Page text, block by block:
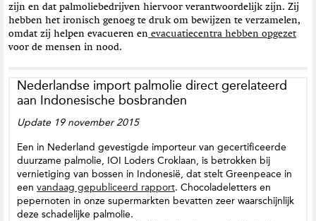
zijn en dat palmoliebedrijven hiervoor verantwoordelijk zijn. Zij
hebben het ironisch genoeg te druk om bewijzen te verzamelen,
omdat zij helpen evacueren en evacuatiecentra hebben opgezet
voor de mensen in nood.
Nederlandse import palmolie direct gerelateerd
aan Indonesische bosbranden
Update 19 november 2015
Een in Nederland gevestigde importeur van gecertificeerde
duurzame palmolie, IOI Loders Croklaan, is betrokken bij
vernietiging van bossen in Indonesië, dat stelt Greenpeace in
een vandaag gepubliceerd rapport. Chocoladeletters en
pepernoten in onze supermarkten bevatten zeer waarschijnlijk
deze schadelijke palmolie.